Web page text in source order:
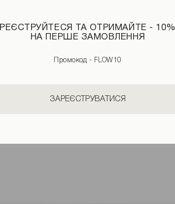
РЕЄСТРУЙТЕСЯ ТА ОТРИМАЙТЕ - 10%
НА ПЕРШЕ ЗАМОВЛЕННЯ
Промокод - FLOW10
ЗАРЕЄСТРУВАТИСЯ